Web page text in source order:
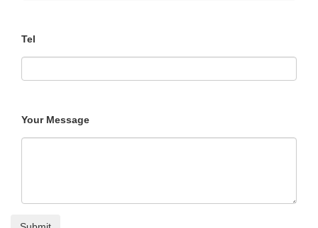
Tel
Your Message